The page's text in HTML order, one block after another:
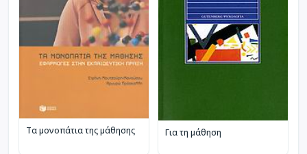
Τα μονοπάτια της μάθησης Για τη μάθηση